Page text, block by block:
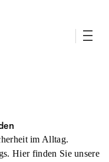
im Alltag.
Hier finden Sie unsere